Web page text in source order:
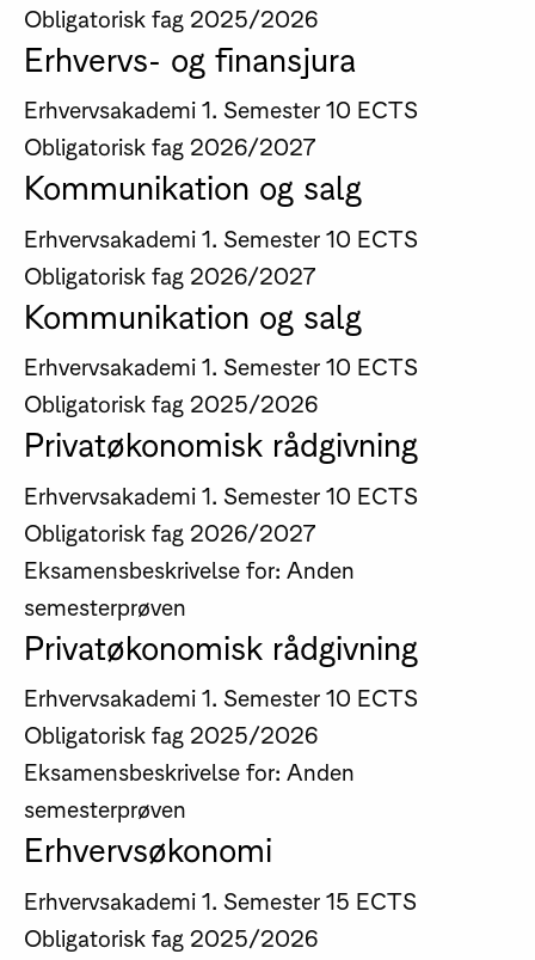
Obligatorisk fag 2025/2026
Erhvervs- og finansjura
Erhvervsakademi 1. Semester 10 ECTS
Obligatorisk fag 2026/2027
Kommunikation og salg
Erhvervsakademi 1. Semester 10 ECTS
Obligatorisk fag 2026/2027
Kommunikation og salg
Erhvervsakademi 1. Semester 10 ECTS
Obligatorisk fag 2025/2026
Privatøkonomisk rådgivning
Erhvervsakademi 1. Semester 10 ECTS
Obligatorisk fag 2026/2027
Eksamensbeskrivelse for: Anden
semesterprøven
Privatøkonomisk rådgivning
Erhvervsakademi 1. Semester 10 ECTS
Obligatorisk fag 2025/2026
Eksamensbeskrivelse for: Anden
semesterprøven
Erhvervsøkonomi
Erhvervsakademi 1. Semester 15 ECTS
Obligatorisk fag 2025/2026